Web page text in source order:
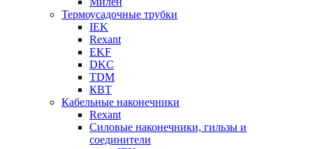
Термоусадочные трубки
IEK
Rexant
EKF
DKC
TDM
КВТ
Кабельные наконечники
Rexant
Силовые наконечники, гильзы и
соединители